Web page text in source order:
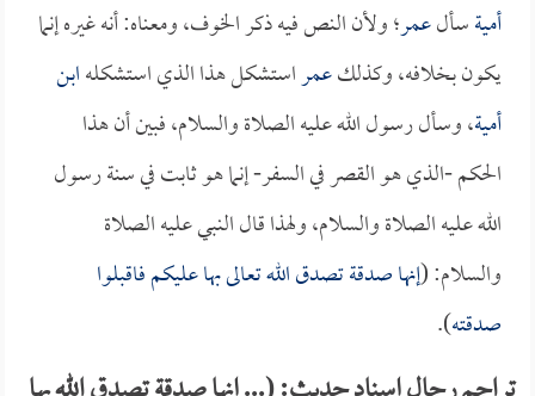
أميةسألعمر؛ ولأن النص فيه ذكر الخوف، ومعناه: أنه غيره إنما
يكون بخلافه، وكذلكعمراستشكل هذا الذي استشكلهابن
أمية، وسأل رسول الله عليه الصلاة والسلام، فبين أن هذا
الحكم -الذي هو القصر في السفر- إنما هو ثابت في سنة رسول
الله عليه الصلاة والسلام، ولهذا قال النبي عليه الصلاة
والسلام: (إنها صدقة تصدق الله تعالى بها عليكم فاقبلوا
صدقته).